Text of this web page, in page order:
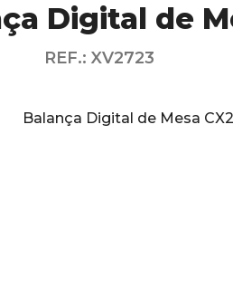
Digital de
REF.: XV2723
Balança Digital de Mesa